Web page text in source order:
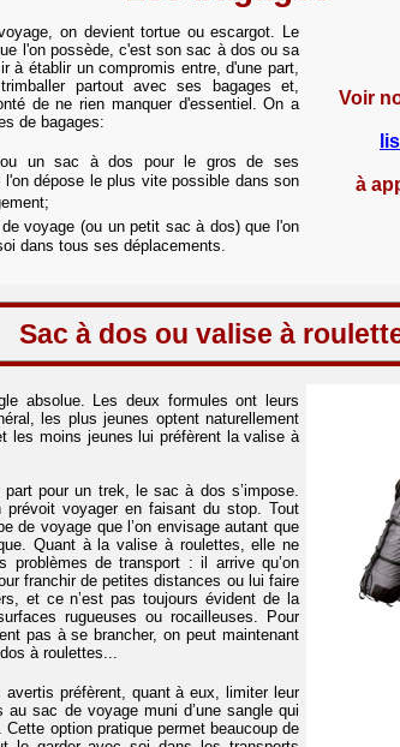
on devient tortue ou escargot. Le
l'on possède, c'est son sac à dos ou sa
à établir un compromis entre, d'une part,
partout avec ses bagages et,
de ne rien manquer d'essentiel. On a
de bagages:
un sac à dos pour le gros de ses
l'on dépose le plus vite possible dans son
voyage (ou un petit sac à dos) que l'on
dans tous ses déplacements.
Voir
à
Sac à dos ou valise à
absolue. Les deux formules ont leurs
les plus jeunes optent naturellement
les moins jeunes lui préfèrent la valise à
pour un trek, le sac à dos s’impose.
prévoit voyager en faisant du stop. Tout
de voyage que l’on envisage autant que
Quant à la valise à roulettes, elle ne
problèmes de transport : il arrive qu’on
franchir de petites distances ou lui faire
et ce n’est pas toujours évident de la
rugueuses ou rocailleuses. Pour
pas à se brancher, on peut maintenant
à roulettes...
avertis préfèrent, quant à eux, limiter leur
au sac de voyage muni d’une sangle qui
Cette option pratique permet beaucoup de